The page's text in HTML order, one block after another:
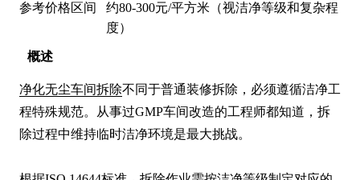
概述
净化无尘车间拆除不同于普通装修拆除，必须遵循洁净工
程特殊规范。从事过GMP车间改造的工程师都知道，拆
除过程中维持临时洁净环境是最大挑战。
参考价格区间
约80-300元/平方米（视洁净等级和复杂程
度）